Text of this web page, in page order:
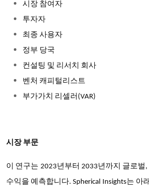
시장 참여자
투자자
최종 사용자
정부 당국
컨설팅 및 리서치 회사
벤처 캐피털리스트
부가가치 리셀러 (VAR)
시장 부문
이 연구는 2023년부터 2033년까지 글로벌
수익을 예측합니다. Spherical Insights는 아